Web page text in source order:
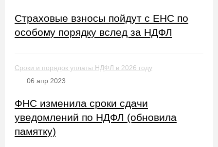
Страховые взносы пойдут с ЕНС по
особому порядку вслед за НДФЛ
Сроки и порядок уплаты НДФЛ в 2026 году
06 апр 2023
ФНС изменила сроки сдачи
уведомлений по НДФЛ (обновила
памятку)